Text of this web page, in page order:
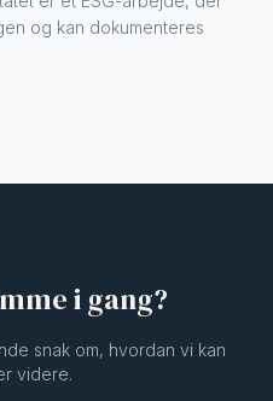
og kan dokumenteres
i gang?
snak om, hvordan vi kan
videre.